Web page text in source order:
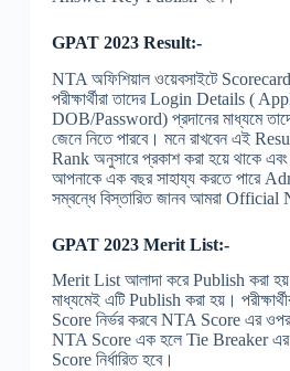
GPAT 2023 Result:-
NTA অফিশিয়াল ওয়েবসাইটে
পরীক্ষার্থীরা তাদের Login Details (
DOB/Password) প্রদানের মাধ্যমে
জেনে নিতে পারবে। মনে রাখবেন এই
Rank অনুসারে প্রকাশ করা হয়ে থাকে
আপনাকে এক বছর সাহায্য করতে পারে
সম্বন্ধে বিস্তারিত জানব আমরা
GPAT 2023 Merit List:-
Merit List আলাদা করে Publish করা
মাধ্যমেই এটি Publish করা হয়।
Score নির্ভর করবে NTA Score এর ওপর।
NTA Score এক হলে Tie Breaker এর
Score নির্ধারিত হবে।